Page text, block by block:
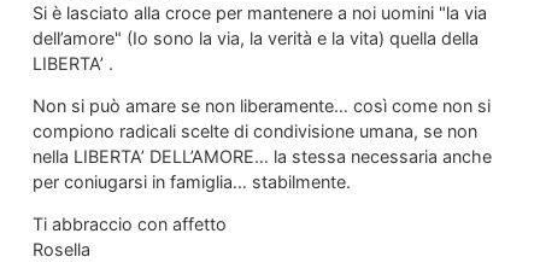
Si è lasciato alla croce per mantenere a noi uomini "la via
dell’amore" (Io sono la via, la verità e la vita) quella della
LIBERTA’ .
Non si può amare se non liberamente… così come non si
compiono radicali scelte di condivisione umana, se non
nella LIBERTA’ DELL’AMORE… la stessa necessaria anche
per coniugarsi in famiglia… stabilmente.
Ti abbraccio con affetto
Rosella